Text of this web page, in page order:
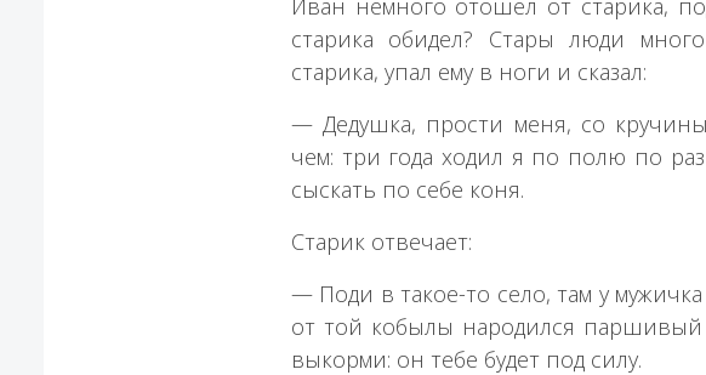
Иван немного отошел от старика,
старика обидел? Стары люди
старика, упал ему в ноги и сказал:
— Дедушка, прости меня, со
чем: три года ходил я по полю по
сыскать по себе коня.
Старик отвечает:
— Поди в такое-то село, там у
от той кобылы народился
выкорми: он тебе будет под силу.